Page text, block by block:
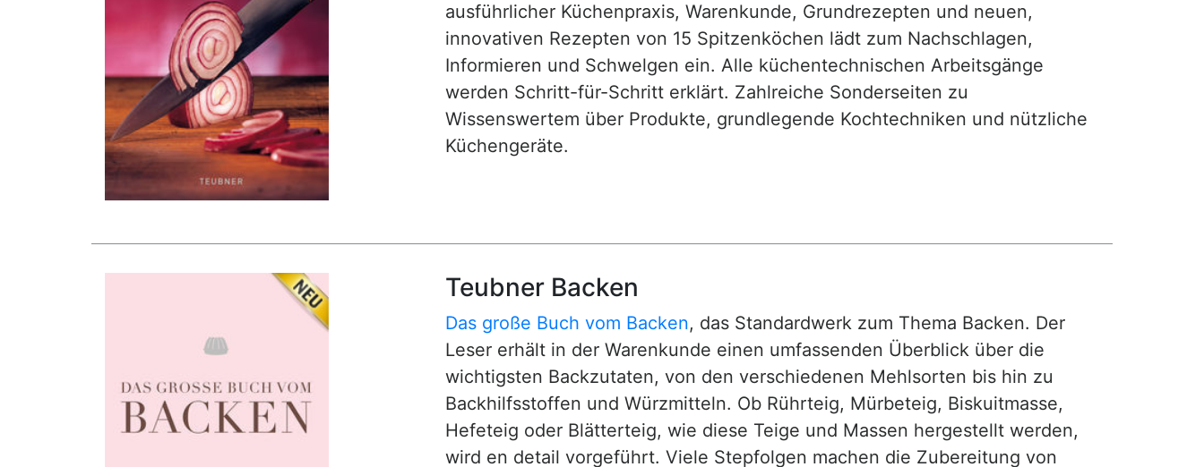
ausführlicher Küchenpraxis, Warenkunde, Grundrezepten und neuen,
innovativen Rezepten von 15 Spitzenköchen lädt zum Nachschlagen,
Informieren und Schwelgen ein. Alle küchentechnischen Arbeitsgänge
werden Schritt-für-Schritt erklärt. Zahlreiche Sonderseiten zu
Wissenswertem über Produkte, grundlegende Kochtechniken und nützliche
Küchengeräte.
Teubner Backen
Das große Buch vom Backen, das Standardwerk zum Thema Backen. Der
Leser erhält in der Warenkunde einen umfassenden Überblick über die
wichtigsten Backzutaten, von den verschiedenen Mehlsorten bis hin zu
Backhilfsstoffen und Würzmitteln. Ob Rührteig, Mürbeteig, Biskuitmasse,
Hefeteig oder Blätterteig, wie diese Teige und Massen hergestellt werden,
wird en detail vorgeführt. Viele Stepfolgen machen die Zubereitung von